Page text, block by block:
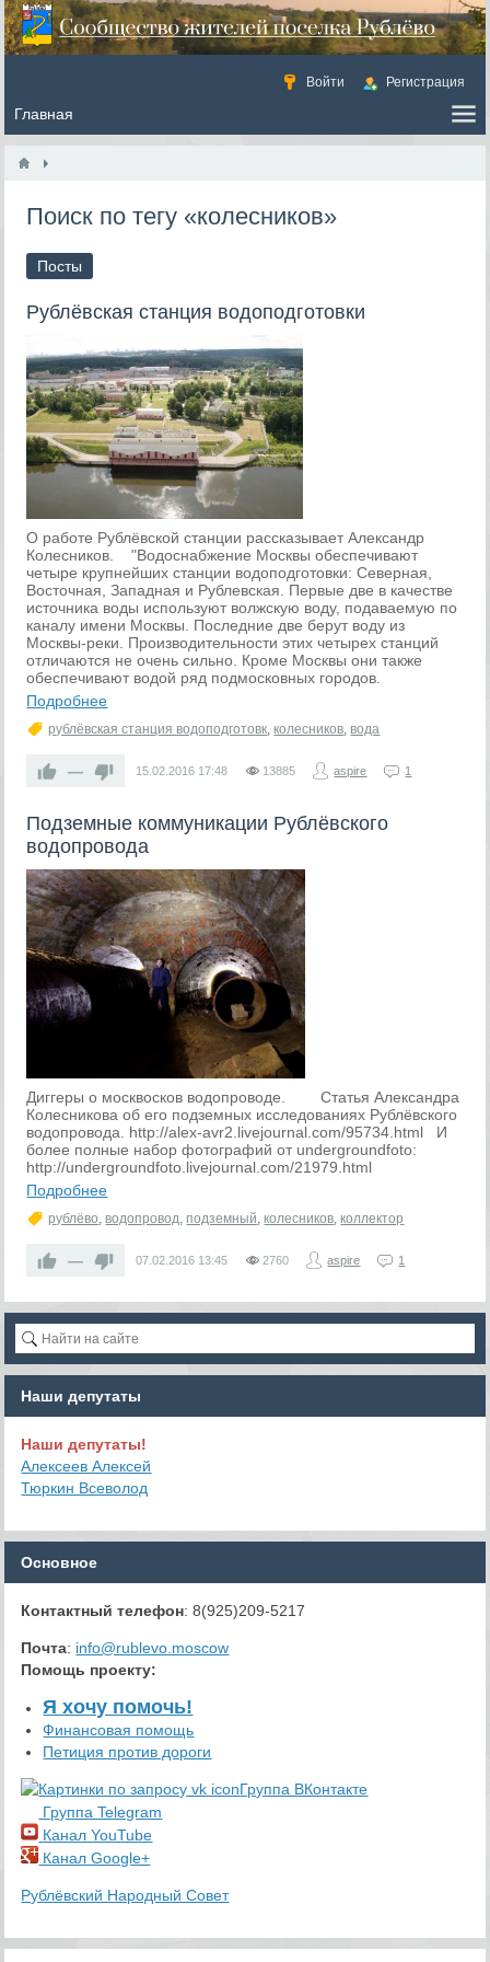
Войти Регистрация
Поиск по тегу «колесников»
Посты
Рублёвская станция водоподготовки
О работе Рублёвской станции рассказывает Александр
Колесников. "Водоснабжение Москвы обеспечивают
четыре крупнейших станции водоподготовки: Северная,
Восточная, Западная и Рублевская. Первые две в качестве
источника воды используют волжскую воду, подаваемую по
каналу имени Москвы. Последние две берут воду из
Москвы-реки. Производительности этих четырех станций
отличаются не очень сильно. Кроме Москвы они также
обеспечивают водой ряд подмосковных городов.
Подробнее
рублёвская станция водоподготовк,колесников, вода
— 15.02.2016 17:48 13885 aspire 1
Подземные коммуникации Рублёвского
водопровода
Диггеры о москвосков водопроводе. Статья Александра
Колесникова об его подземных исследованиях Рублёвского
водопровода. http://alex-avr2.livejournal.com/95734.html И
более полные набор фотографий от undergroundfoto:
http://undergroundfoto.livejournal.com/21979.html
Подробнее
рублёво, водопровод, подземный,колесников,коллектор
— 07.02.2016 13:45 2760 aspire 1
Наши депутаты
Наши депутаты!
Алексеев Алексей
Тюркин Всеволод
Основное
Контактный телефон: 8(925)209-5217
Почта: info@rublevo.moscow
Помощь проекту:
Я хочу помочь!
Финансовая помощь
Петиция против дороги
Группа ВКонтакте
Группа Telegram
Канал YouTube
Канал Google+
Рублёвский Народный Совет